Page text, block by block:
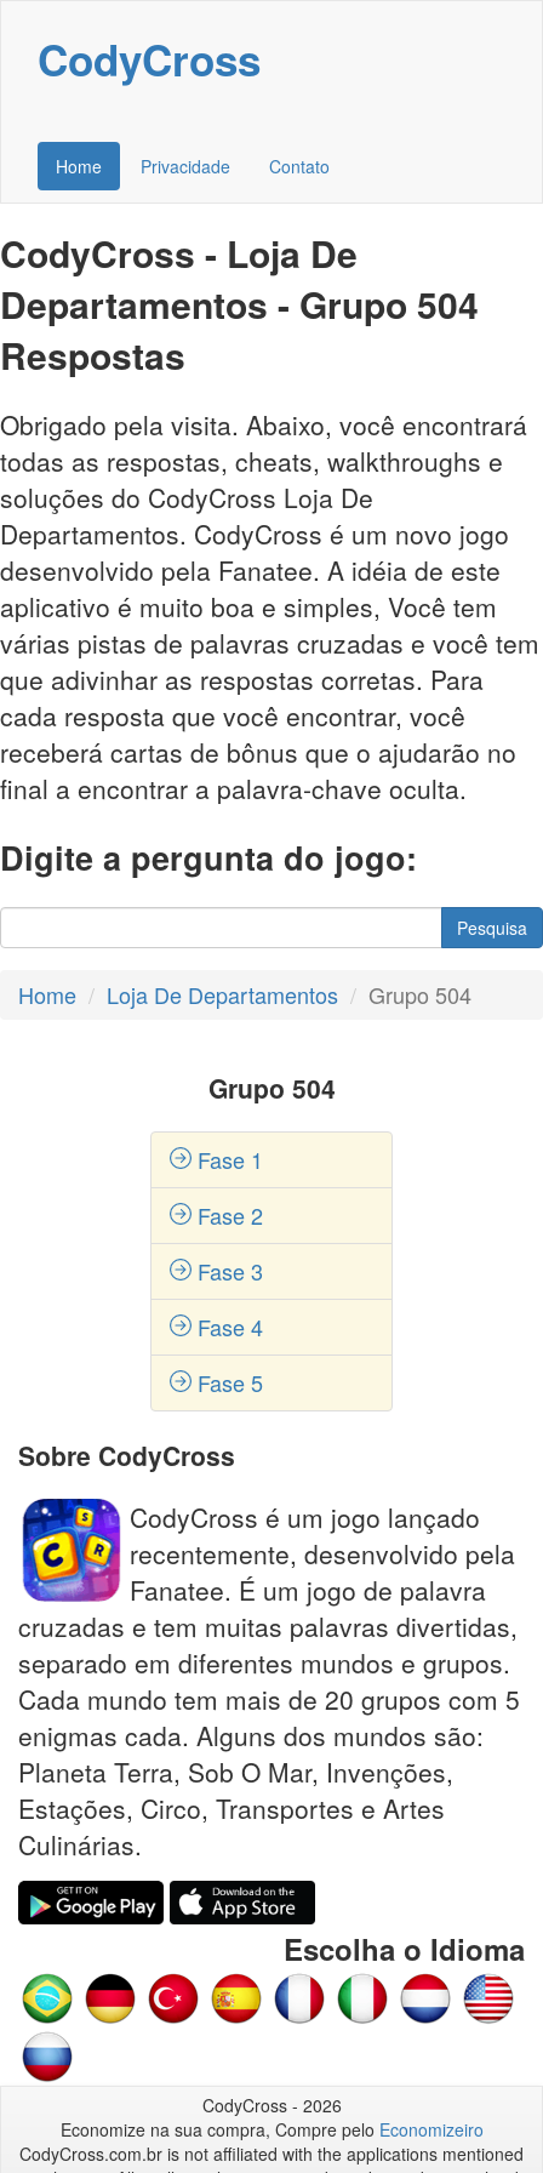
CodyCross
Home Privacidade Contato
CodyCross - Loja De
Departamentos - Grupo 504
Respostas
Obrigado pela visita. Abaixo, você encontrará
todas as respostas, cheats, walkthroughs e
soluções do CodyCross Loja De
Departamentos. CodyCross é um novo jogo
desenvolvido pela Fanatee. A idéia de este
aplicativo é muito boa e simples, Você tem
várias pistas de palavras cruzadas e você tem
que adivinhar as respostas corretas. Para
cada resposta que você encontrar, você
receberá cartas de bônus que o ajudarão no
final a encontrar a palavra-chave oculta.
Digite a pergunta do jogo:
Pesquisa
Home Loja De Departamentos Grupo 504
Grupo 504
Fase 1
Fase 2
Fase 3
Fase 4
Fase 5
Sobre CodyCross
CodyCross é um jogo lançado
recentemente, desenvolvido pela
Fanatee. É um jogo de palavra
cruzadas e tem muitas palavras divertidas,
separado em diferentes mundos e grupos.
Cada mundo tem mais de 20 grupos com 5
enigmas cada. Alguns dos mundos são:
Planeta Terra, Sob O Mar, Invenções,
Estações, Circo, Transportes e Artes
Culinárias.
Escolha o Idioma
CodyCross - 2026
Economize na sua compra, Compre pelo Economizeiro
CodyCross.com.br is not affiliated with the applications mentioned